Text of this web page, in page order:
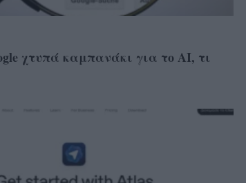
χτυπά καμπανάκι για το ΑΙ, τι